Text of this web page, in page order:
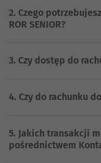
2. Czego
ROR SENIOR?
3. Czy dostęp do
4. Czy do rachunku
5. Jakich transakcji
pośrednictwem